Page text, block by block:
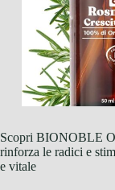
Scopri BIONOBLE
rinforza le radici e
e vitale